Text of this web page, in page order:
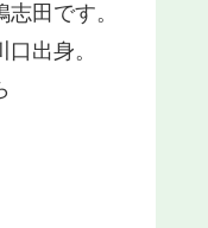
田です。
出身。